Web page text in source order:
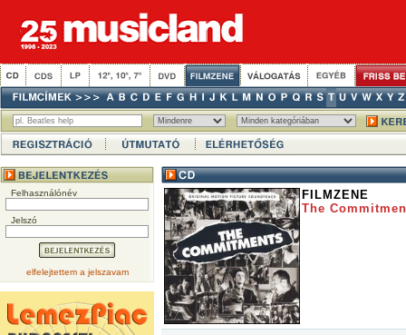
Felhasználónév
Jelszó
elfelejtettem a jelszavam
FILMZENE
The